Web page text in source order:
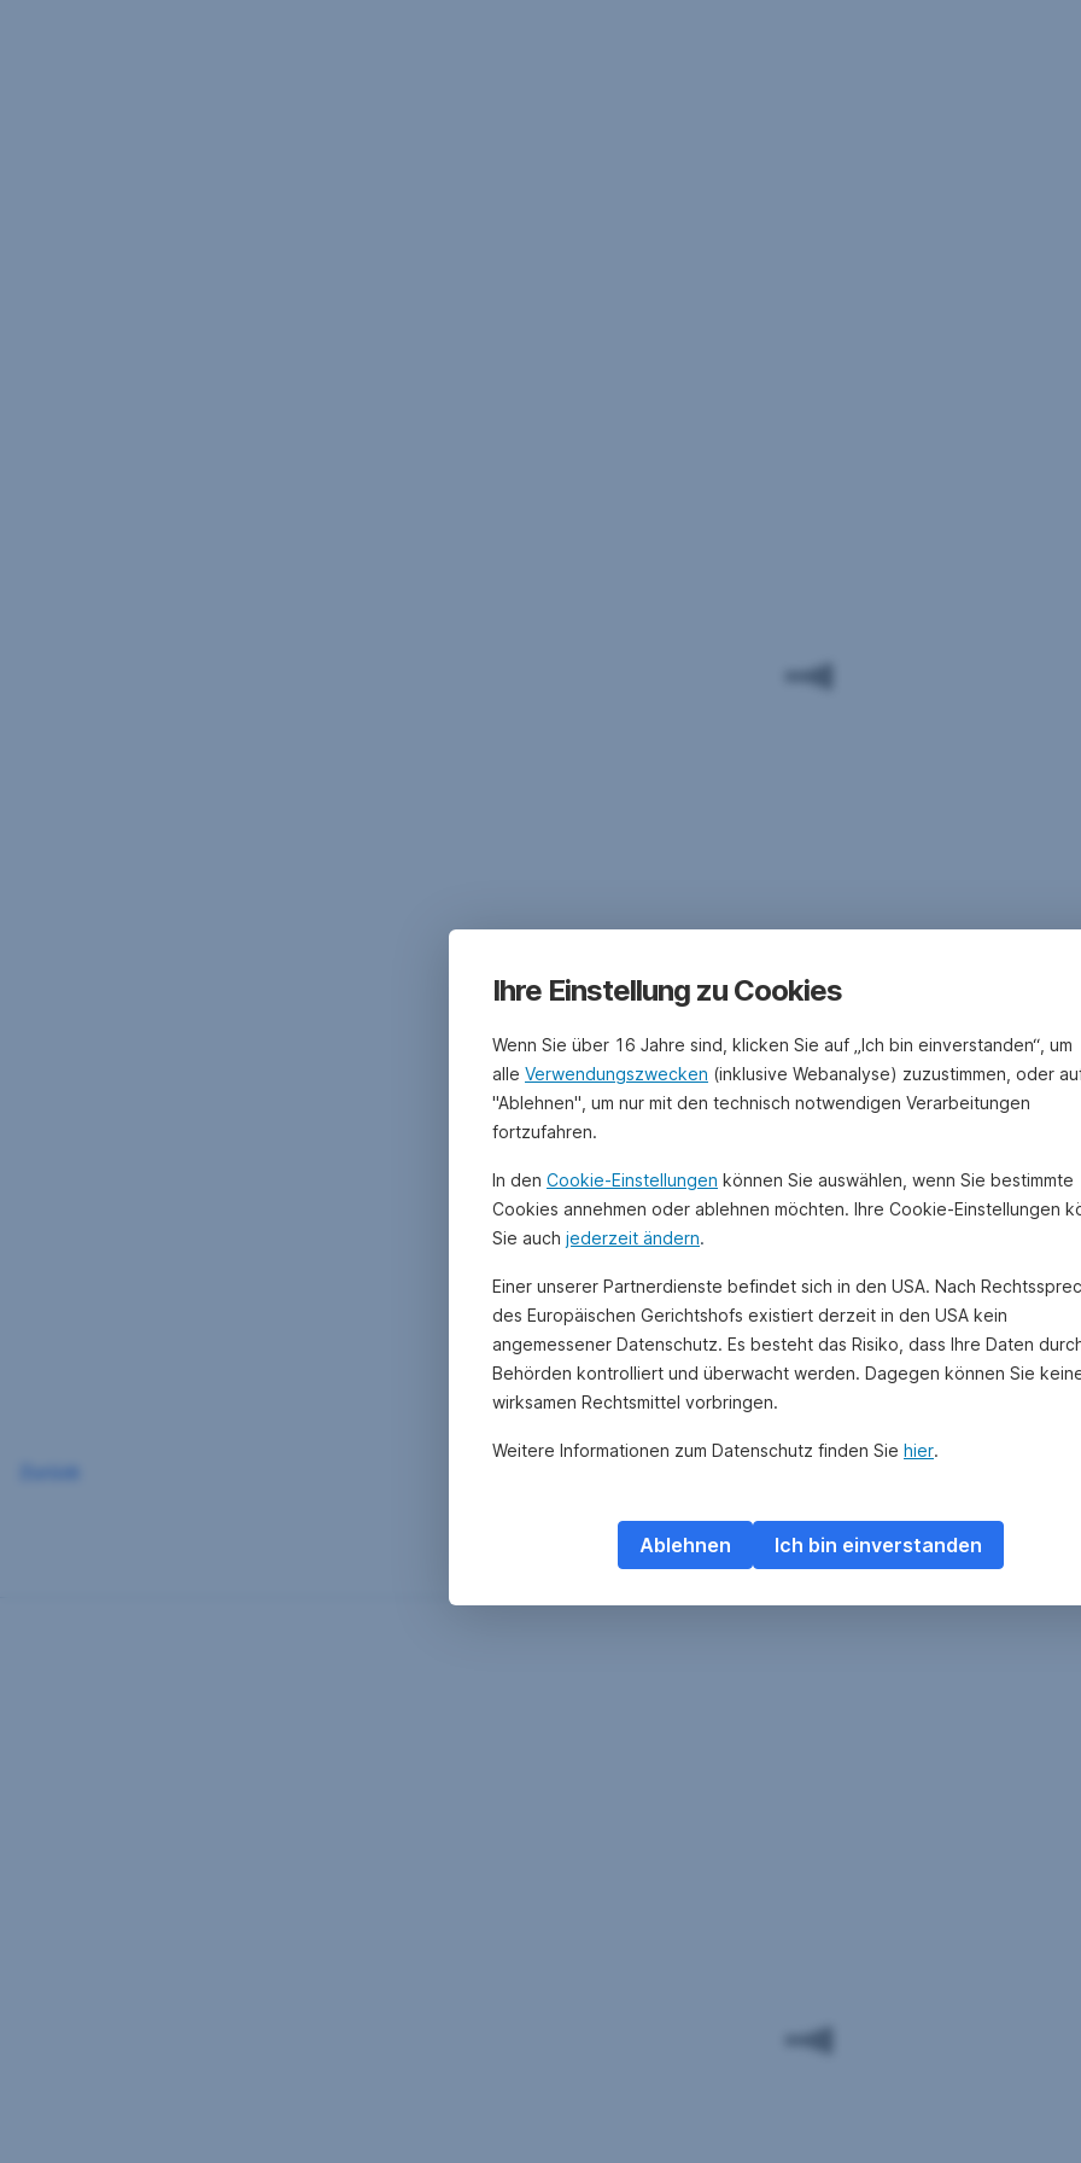
Ihre Einstellung zu Cookies
Wenn Sie über 16 Jahre sind, klicken Sie auf „Ich bin einverstanden“, um
alle Verwendungszwecken (inklusive Webanalyse) zuzustimmen, oder
"Ablehnen", um nur mit den technisch notwendigen Verarbeitungen
fortzufahren.
In den Cookie-Einstellungen können Sie auswählen, wenn Sie bestimmte
Cookies annehmen oder ablehnen möchten. Ihre Cookie-Einstellungen
Sie auch jederzeit ändern.
Einer unserer Partnerdienste befindet sich in den USA. Nach
des Europäischen Gerichtshofs existiert derzeit in den USA kein
angemessener Datenschutz. Es besteht das Risiko, dass Ihre Daten
Behörden kontrolliert und überwacht werden. Dagegen können Sie
wirksamen Rechtsmittel vorbringen.
Weitere Informationen zum Datenschutz finden Sie hier.
Ich bin einverstanden
Ablehnen